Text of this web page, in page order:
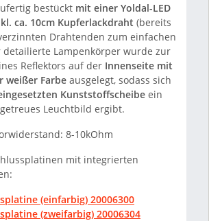
bestückt mit einer Yoldal-LED
ca. 10cm Kupferlackdraht (bereits
Drahtenden zum einfachen
detailierte Lampenkörper wurde zur
Reflektors auf der Innenseite mit
weißer Farbeausgelegt, sodass sich
Kunststoffscheibeein
Leuchtbild ergibt.
8-10kOhm
mit integrierten
(einfarbig) 20006300
(zweifarbig) 20006304